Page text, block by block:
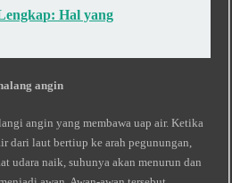
Hal yang
angin
angin yang membawa uap air. Ketika
dari laut bertiup ke arah pegunungan,
udara naik, suhunya akan menurun dan